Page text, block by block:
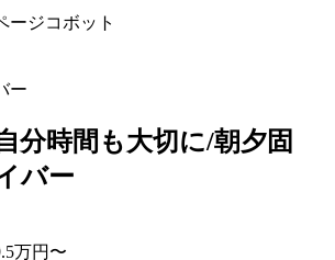
ージコボット
ー
分時間も大切に/朝夕固
バー
万円〜